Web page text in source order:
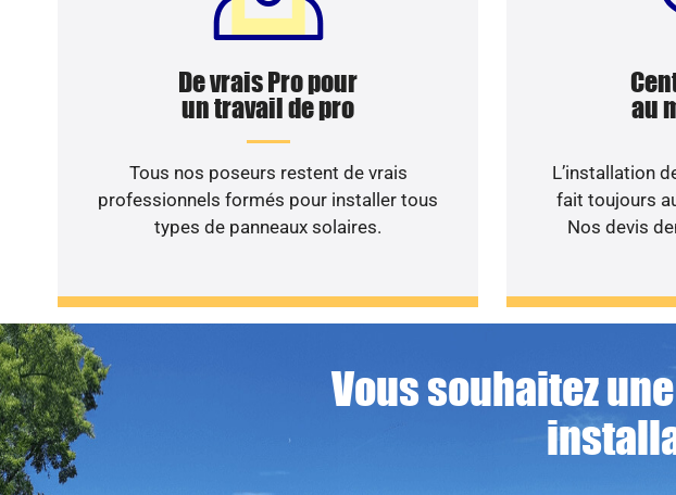
De vrais Pro pour
un travail de pro
Tous nos poseurs restent de vrais
professionnels formés pour installer tous
types de panneaux solaires.
au
L’installation
fait toujours
Nos devis
Vous souhaitez